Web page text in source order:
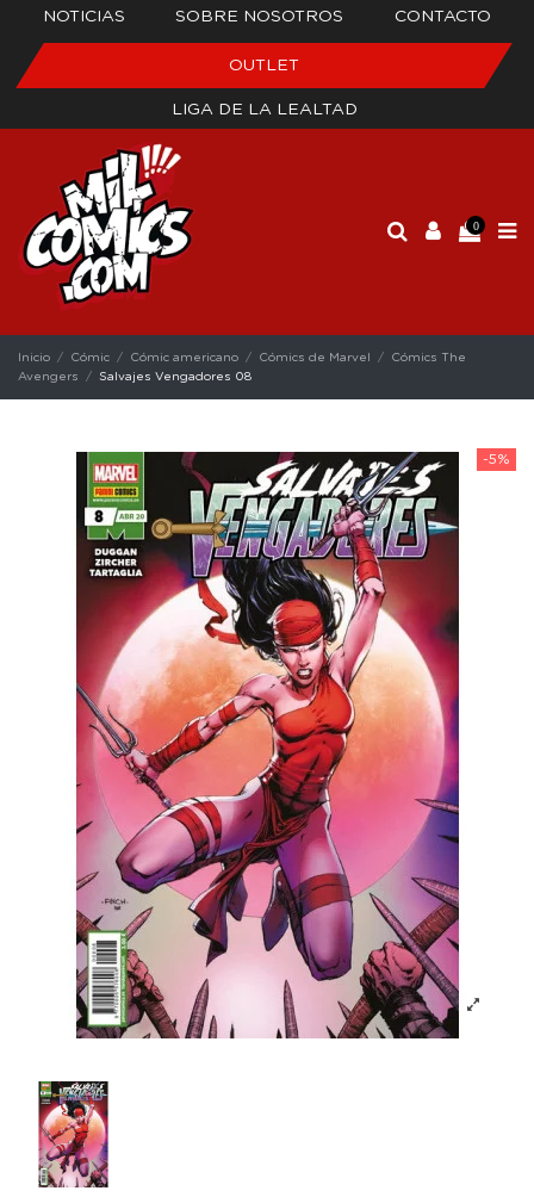
NOTICIAS SOBRE NOSOTROS CONTACTO
OUTLET
LIGA DE LA LEALTAD
0
Inicio Cómic Cómic americano Cómics de Marvel
Cómics The
Avengers
Salvajes Vengadores 08
-5%